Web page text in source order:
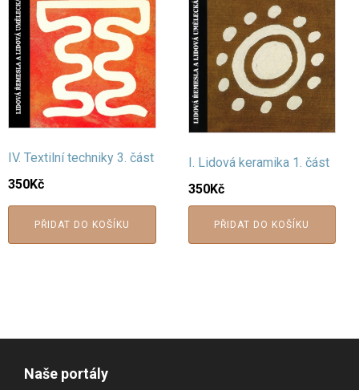
IV. Textilní techniky 3. část
350Kč
PŘIDAT DO KOŠÍKU
I. Lidová keramika 1. část
350Kč
PŘIDAT DO KOŠÍKU
Naše portály